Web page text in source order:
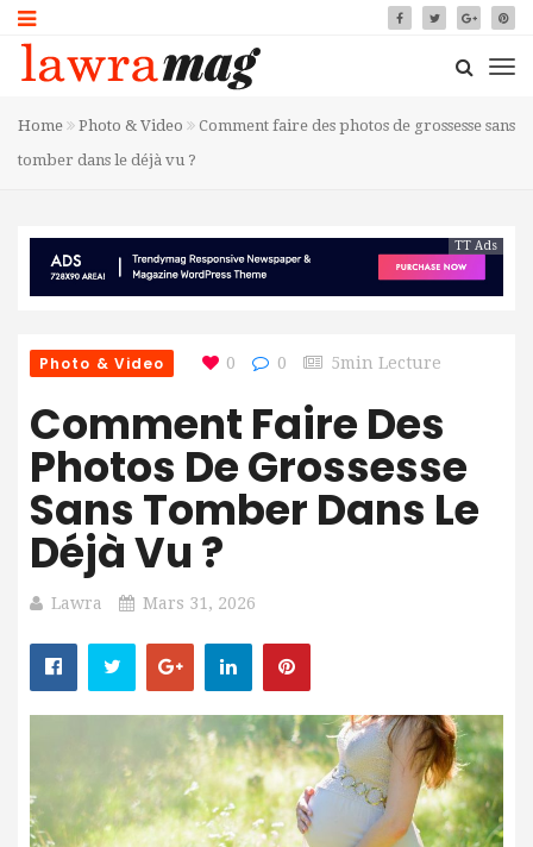
Home Photo & Video
Comment faire des photos de grossesse sans
tomber dans le déjà vu ?
TT Ads
Photo & Video 0 0 5min Lecture
Comment Faire Des
Photos De Grossesse
Sans Tomber Dans Le
Déjà Vu ?
Lawra Mars 31, 2026